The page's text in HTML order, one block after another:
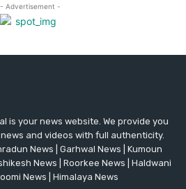
is your news website. We provide you
and videos with full authenticity.
News | Garhwal News | Kumoun
News | Roorkee News | Haldwani
News | Himalaya News